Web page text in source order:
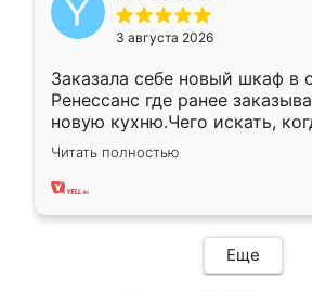
3 августа 2026
Заказала себе новый шкаф в
Ренессанс где ранее
новую кухню.Чего искать,
вполне довольна. Служит
два года, нареканий нет.
Читать полностью
Еще